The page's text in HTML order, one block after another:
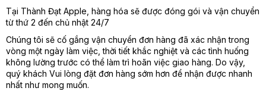
Tại Thành Đạt Apple, hàng hóa sẽ được đóng gói và vận chuyển
từ thứ 2 đến chủ nhật 24/7
Chúng tôi sẽ cố gắng vận chuyển đơn hàng đã xác nhận trong
vòng một ngày làm việc, thời tiết khắc nghiệt và các tình huống
không lường trước có thể làm trì hoãn việc giao hàng. Do vậy,
quý khách Vui lòng đặt đơn hàng sớm hơn để nhận được nhanh
nhất như mong muốn.